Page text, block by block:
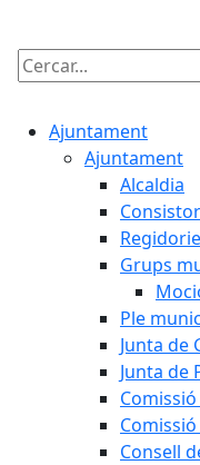
Cercar:
Ajuntament
Ajuntament
Alcaldia
Grups
Ple
Junta de
Junta de
Consell